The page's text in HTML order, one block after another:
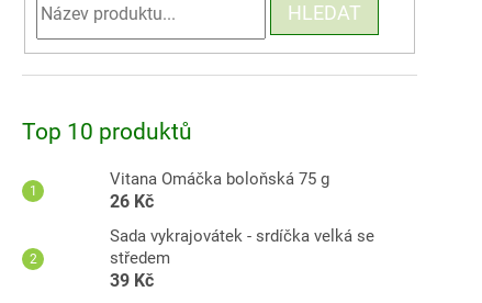
HLEDAT
Top 10 produktů
Vitana Omáčka boloňská 75 g
26 Kč
Sada vykrajovátek - srdíčka velká se
středem
39 Kč